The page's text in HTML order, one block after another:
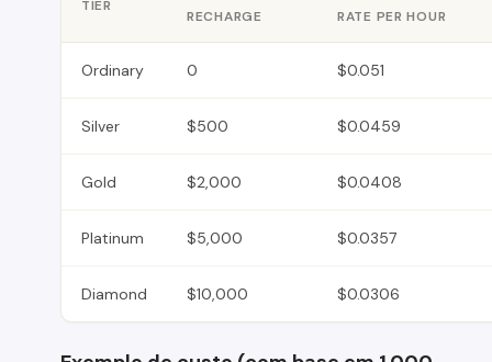
TIER
RECHARGE
RATE PER HOUR
Ordinary 0 $0.051
Silver $500 $0.0459
Gold $2,000 $0.0408
Platinum $5,000 $0.0357
Diamond $10,000 $0.0306